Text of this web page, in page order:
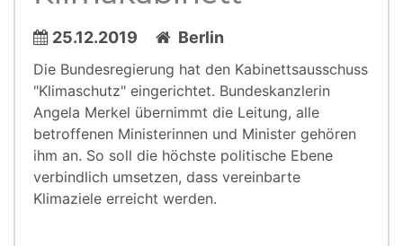
25.12.2019 Berlin
Die Bundesregierung hat den Kabinettsausschuss
"Klimaschutz" eingerichtet. Bundeskanzlerin
Angela Merkel übernimmt die Leitung, alle
betroffenen Ministerinnen und Minister gehören
ihm an. So soll die höchste politische Ebene
verbindlich umsetzen, dass vereinbarte
Klimaziele erreicht werden.